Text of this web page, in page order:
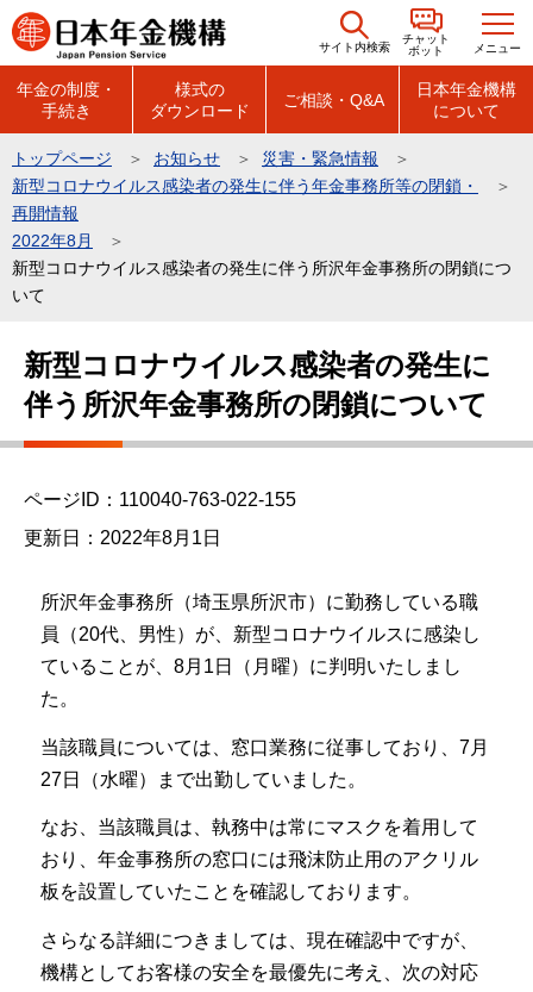
こ
の
の
先
頭
で
す
サイト内検索
チャット
ボット
メニュー
年金の制度・
手続き
様式の
ダウンロード
ご相談・Q&A
日本年金機構
について
トップページ お知らせ
災害・緊急情報
新型コロナウイルス感染者の発生に伴う年金事務所等の閉鎖・
再開情報
2022年8月
新型コロナウイルス感染者の発生に伴う所沢年金事務所の閉鎖につ
いて
新型コロナウイルス感染者の発生に
伴う所沢年金事務所の閉鎖について
ページID：110040-763-022-155
更新日：2022年8月1日
所沢年金事務所（埼玉県所沢市）に勤務している職
員（20代、男性）が、新型コロナウイルスに感染し
ていることが、8月1日（月曜）に判明いたしまし
た。
当該職員については、窓口業務に従事しており、7月
27日（水曜）まで出勤していました。
なお、当該職員は、執務中は常にマスクを着用して
おり、年金事務所の窓口には飛沫防止用のアクリル
板を設置していたことを確認しております。
さらなる詳細につきましては、現在確認中ですが、
機構としてお客様の安全を最優先に考え、次の対応